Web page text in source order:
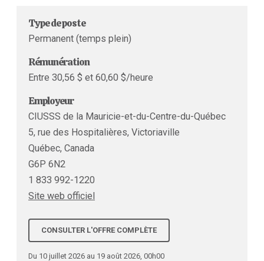
Type de poste
Permanent (temps plein)
Rémunération
Entre 30,56 $ et 60,60 $/heure
Employeur
CIUSSS de la Mauricie-et-du-Centre-du-Québec
5, rue des Hospitalières, Victoriaville
Québec, Canada
G6P 6N2
1 833 992-1220
Site web officiel
CONSULTER L'OFFRE COMPLÈTE
Du 10 juillet 2026 au 19 août 2026, 00h00